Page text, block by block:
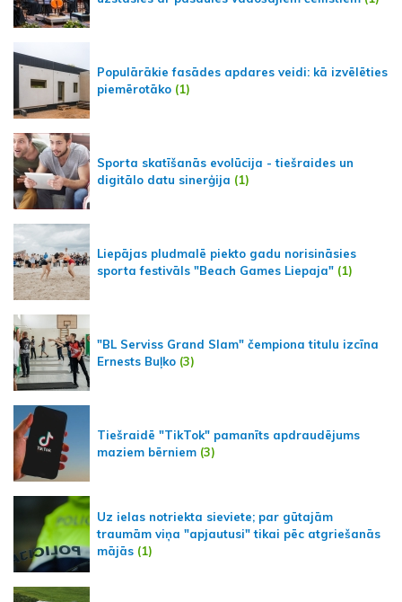
Populārākie fasādes apdares veidi: kā izvēlēties
piemērotāko (1)
Sporta skatīšanās evolūcija - tiešraides un
digitālo datu sinerģija (1)
Liepājas pludmalē piekto gadu norisināsies
sporta festivāls "Beach Games Liepaja" (1)
"BL Serviss Grand Slam" čempiona titulu izcīna
Ernests Buļko (3)
Tiešraidē "TikTok" pamanīts apdraudējums
maziem bērniem (3)
Uz ielas notriekta sieviete; par gūtajām
traumām viņa "apjautusi" tikai pēc atgriešanās
mājās (1)